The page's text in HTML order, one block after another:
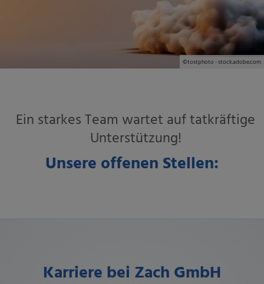
©tostphoto - stock.adobe.com
Ein starkes Team wartet auf tatkräftige
Unterstützung!
Unsere offenen Stellen:
Karriere bei Zach GmbH